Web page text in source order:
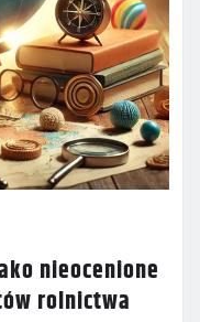
nieocenione
rolnictwa